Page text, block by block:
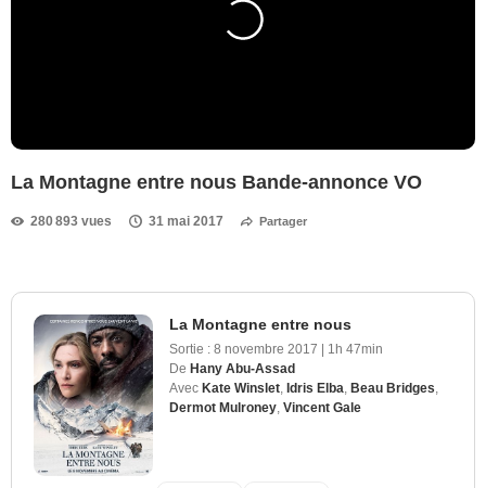
La Montagne entre nous Bande-annonce VO
280 893 vues 31 mai 2017 Partager
La Montagne entre nous
Sortie : 8 novembre 2017 | 1h 47min
De Hany Abu-Assad
Avec Kate Winslet Idris Elba Beau Bridges
Dermot Mulroney Vincent Gale